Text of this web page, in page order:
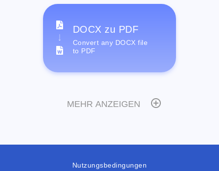
DOCX zu PDF
Convert any DOCX file
to PDF
MEHR ANZEIGEN
Nutzungsbedingungen